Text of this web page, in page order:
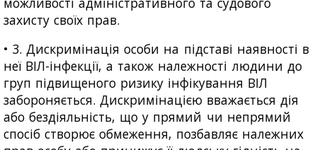
захисту своїх прав.
• 3. Дискримінація особи на підставі наявності в
неї ВІЛ-інфекції, а також належності людини до
груп підвищеного ризику інфікування ВІЛ
забороняється. Дискримінацією вважається дія
або бездіяльність, що у прямий чи непрямий
спосіб створює обмеження, позбавляє належних